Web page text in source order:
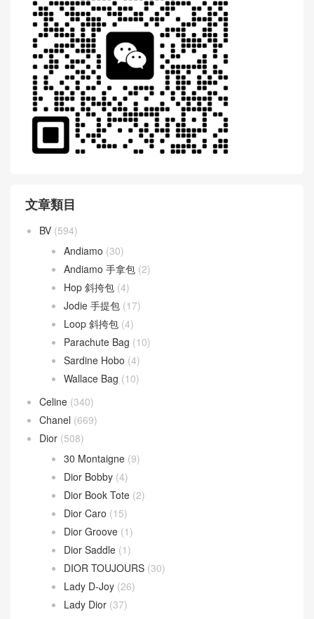
文章類目
BV (594)
Andiamo (30)
Andiamo 手拿包 (2)
Hop 斜挎包 (4)
Jodie 手提包 (17)
Loop 斜挎包 (4)
Parachute Bag (10)
Sardine Hobo (4)
Wallace Bag (10)
Celine (340)
Chanel (669)
Dior (508)
30 Montaigne (9)
Dior Bobby (4)
Dior Book Tote (2)
Dior Caro (15)
Dior Groove (1)
Dior Saddle (1)
DIOR TOUJOURS (30)
Lady D-Joy (26)
Lady Dior (37)